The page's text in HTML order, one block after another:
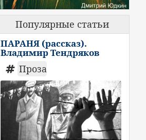
Популярные статьи
ПАРАНЯ (рассказ).
Владимир Тендряков
Проза